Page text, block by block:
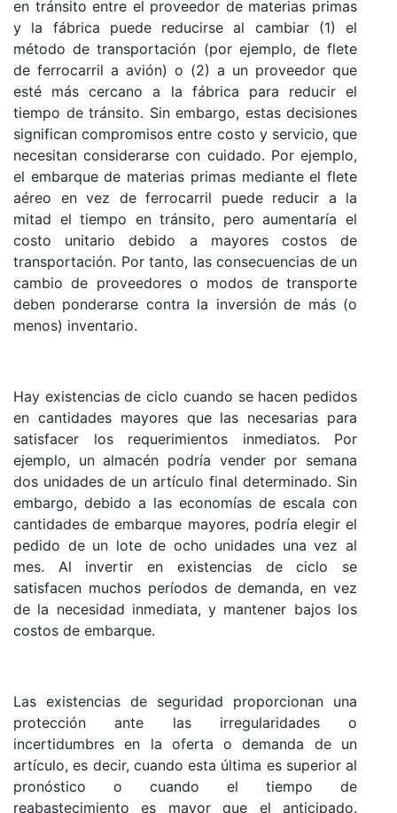
en tránsito entre el proveedor de materias primas
y la fábrica puede reducirse al cambiar (1) el
método de transportación (por ejemplo, de flete
de ferrocarril a avión) o (2) a un proveedor que
esté más cercano a la fábrica para reducir el
tiempo de tránsito. Sin embargo, estas decisiones
significan compromisos entre costo y servicio, que
necesitan considerarse con cuidado. Por ejemplo,
el embarque de materias primas mediante el flete
aéreo en vez de ferrocarril puede reducir a la
mitad el tiempo en tránsito, pero aumentaría el
costo unitario debido a mayores costos de
transportación. Por tanto, las consecuencias de un
cambio de proveedores o modos de transporte
deben ponderarse contra la inversión de más (o
menos) inventario.
Hay existencias de ciclo cuando se hacen pedidos
en cantidades mayores que las necesarias para
satisfacer los requerimientos inmediatos. Por
ejemplo, un almacén podría vender por semana
dos unidades de un artículo final determinado. Sin
embargo, debido a las economías de escala con
cantidades de embarque mayores, podría elegir el
pedido de un lote de ocho unidades una vez al
mes. Al invertir en existencias de ciclo se
satisfacen muchos períodos de demanda, en vez
de la necesidad inmediata, y mantener bajos los
costos de embarque.
Las existencias de seguridad proporcionan una
protección ante las irregularidades o
incertidumbres en la oferta o demanda de un
artículo, es decir, cuando esta última es superior al
pronóstico o cuando el tiempo de
reabastecimiento es mayor que el anticipado.